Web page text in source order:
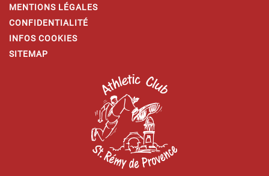
MENTIONS LÉGALES
CONFIDENTIALITÉ
INFOS COOKIES
SITEMAP